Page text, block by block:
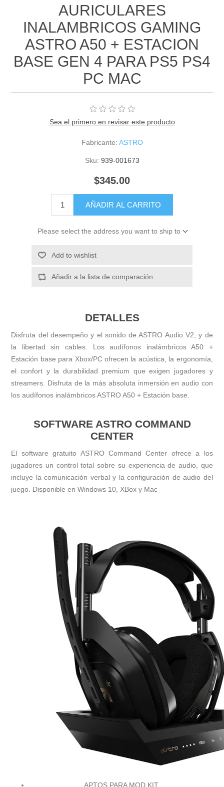
AURICULARES
INALAMBRICOS GAMING
ASTRO A50 + ESTACION
BASE GEN 4 PARA PS5 PS4
PC MAC
Sea el primero en revisar este producto
Fabricante: ASTRO
Sku: 939-001673
$345.00
AÑADIR AL CARRITO
Please select the address you want to ship to
Add to wishlist
Añadir a la lista de comparación
DETALLES
Disfruta del desempeño y el sonido de ASTRO Audio V2, y de
la libertad sin cables. Los audífonos inalámbricos A50 +
Estación base para Xbox/PC ofrecen la acústica, la ergonomía,
el confort y la durabilidad premium que exigen jugadores y
streamers. Disfruta de la más absoluta inmersión en audio con
los audífonos inalámbricos ASTRO A50 + Estación base.
SOFTWARE ASTRO COMMAND
CENTER
El software gratuito ASTRO Command Center ofrece a los
jugadores un control total sobre su experiencia de audio, que
incluye la comunicación verbal y la configuración de audio del
juego. Disponible en Windows 10, XBox y Mac
APTOS PARA MOD KIT